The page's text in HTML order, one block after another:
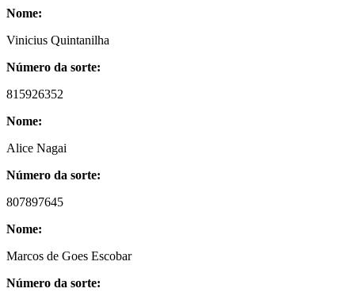
Nome:
Vinicius Quintanilha
Número da sorte:
815926352
Nome:
Alice Nagai
Número da sorte:
807897645
Nome:
Marcos de Goes Escobar
Número da sorte: